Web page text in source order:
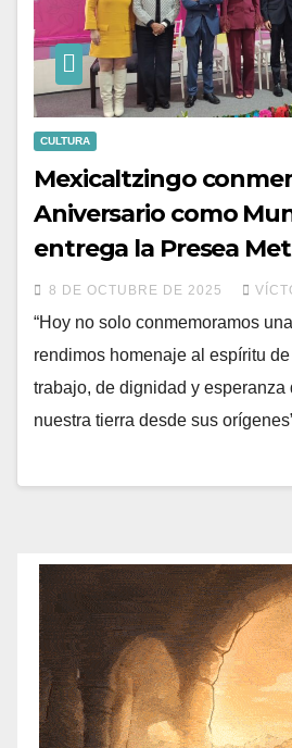
CULTURA
Mexicaltzingo
Aniversario como
entrega la Presea
8 DE OCTUBRE DE 2025
“Hoy no solo conmemoramos
rendimos homenaje al espíritu
trabajo, de dignidad y esperanza
nuestra tierra desde sus